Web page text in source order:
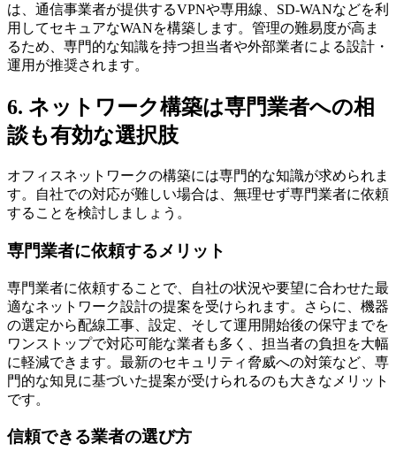
は、通信事業者が提供するVPNや専用線、SD-WANなどを利
用してセキュアなWANを構築します。管理の難易度が高ま
るため、専門的な知識を持つ担当者や外部業者による設計・
運用が推奨されます。
6. ネットワーク構築は専門業者への相
談も有効な選択肢
オフィスネットワークの構築には専門的な知識が求められま
す。自社での対応が難しい場合は、無理せず専門業者に依頼
することを検討しましょう。
専門業者に依頼するメリット
専門業者に依頼することで、自社の状況や要望に合わせた最
適なネットワーク設計の提案を受けられます。さらに、機器
の選定から配線工事、設定、そして運用開始後の保守までを
ワンストップで対応可能な業者も多く、担当者の負担を大幅
に軽減できます。最新のセキュリティ脅威への対策など、専
門的な知見に基づいた提案が受けられるのも大きなメリット
です。
信頼できる業者の選び方